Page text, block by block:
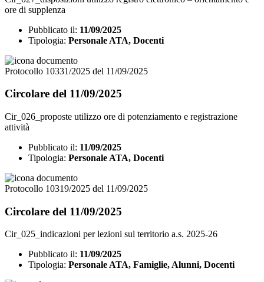
ore di supplenza
Pubblicato il: 11/09/2025
Tipologia: Personale ATA, Docenti
Protocollo 10331/2025 del 11/09/2025
Circolare del 11/09/2025
Cir_026_proposte utilizzo ore di potenziamento e registrazione
attività
Pubblicato il: 11/09/2025
Tipologia: Personale ATA, Docenti
Protocollo 10319/2025 del 11/09/2025
Circolare del 11/09/2025
Cir_025_indicazioni per lezioni sul territorio a.s. 2025-26
Pubblicato il: 11/09/2025
Tipologia: Personale ATA, Famiglie, Alunni, Docenti